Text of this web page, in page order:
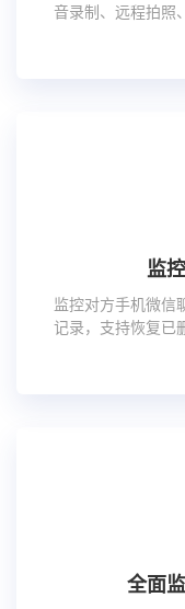
音录制、远程拍照
监
监控对方手机微信
记录，支持恢复已
全面